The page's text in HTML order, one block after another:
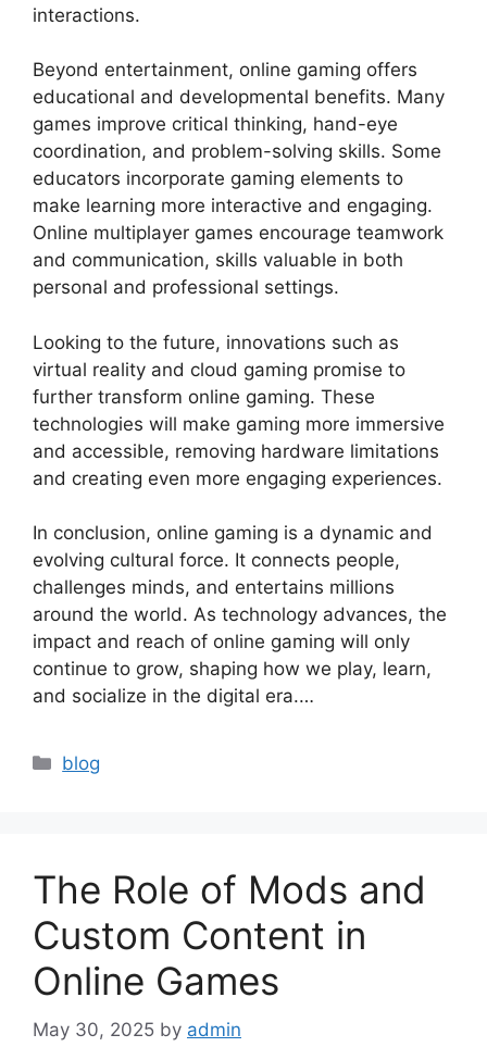
interactions.
Beyond entertainment, online gaming offers
educational and developmental benefits. Many
games improve critical thinking, hand-eye
coordination, and problem-solving skills. Some
educators incorporate gaming elements to
make learning more interactive and engaging.
Online multiplayer games encourage teamwork
and communication, skills valuable in both
personal and professional settings.
Looking to the future, innovations such as
virtual reality and cloud gaming promise to
further transform online gaming. These
technologies will make gaming more immersive
and accessible, removing hardware limitations
and creating even more engaging experiences.
In conclusion, online gaming is a dynamic and
evolving cultural force. It connects people,
challenges minds, and entertains millions
around the world. As technology advances, the
impact and reach of online gaming will only
continue to grow, shaping how we play, learn,
and socialize in the digital era.…
Categories
blog
The Role of Mods and
Custom Content in
Online Games
May 30, 2025 by admin